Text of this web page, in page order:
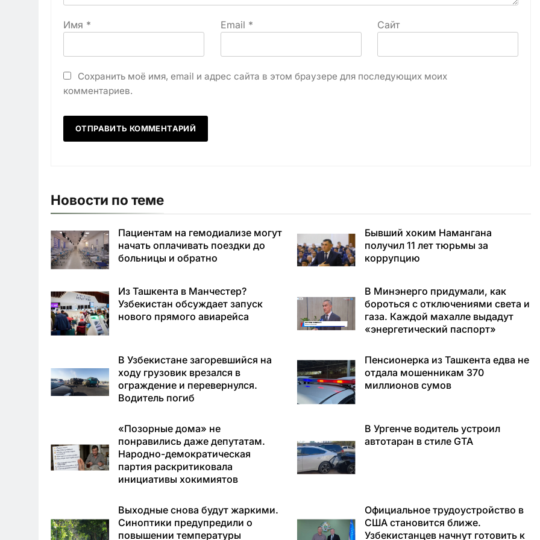
Имя * Email * Сайт
Сохранить моё имя, email и адрес сайта в этом браузере для последующих моих
комментариев.
Новости по теме
Пациентам на гемодиализе могут
начать оплачивать поездки до
больницы и обратно
Бывший хоким Намангана
получил 11 лет тюрьмы за
коррупцию
Из Ташкента в Манчестер?
Узбекистан обсуждает запуск
нового прямого авиарейса
В Минэнерго придумали, как
бороться с отключениями света и
газа. Каждой махалле выдадут
«энергетический паспорт»
В Узбекистане загоревшийся на
ходу грузовик врезался в
ограждение и перевернулся.
Водитель погиб
Пенсионерка из Ташкента едва не
отдала мошенникам 370
миллионов сумов
«Позорные дома» не
понравились даже депутатам.
Народно-демократическая
партия раскритиковала
инициативы хокимиятов
В Ургенче водитель устроил
автотаран в стиле GTA
Выходные снова будут жаркими.
Синоптики предупредили о
повышении температуры
Официальное трудоустройство в
США становится ближе.
Узбекистанцев начнут готовить к